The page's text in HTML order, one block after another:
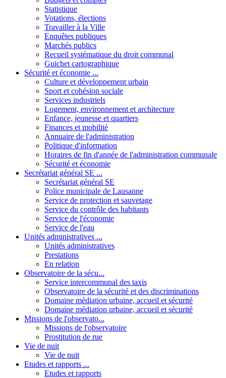
Statistique
Votations, élections
Travailler à la Ville
Enquêtes publiques
Marchés publics
Recueil systématique du droit communal
Guichet cartographique
Sécurité et économie ...
Culture et développement urbain
Sport et cohésion sociale
Services industriels
Logement, environnement et architecture
Enfance, jeunesse et quartiers
Finances et mobilité
Annuaire de l'administration
Politique d'information
Horaires de fin d'année de l'administration communale
Sécurité et économie
Secrétariat général SE ...
Secrétariat général SE
Police municipale de Lausanne
Service de protection et sauvetage
Service du contrôle des habitants
Service de l'économie
Service de l'eau
Unités administratives ...
Unités administratives
Prestations
En relation
Observatoire de la sécu...
Service intercommunal des taxis
Observatoire de la sécurité et des discriminations
Domaine médiation urbaine, accueil et sécurité
Domaine médiation urbaine, accueil et sécurité
Missions de l'observato...
Missions de l'observatoire
Prostitution de rue
Vie de nuit
Vie de nuit
Etudes et rapports ...
Etudes et rapports